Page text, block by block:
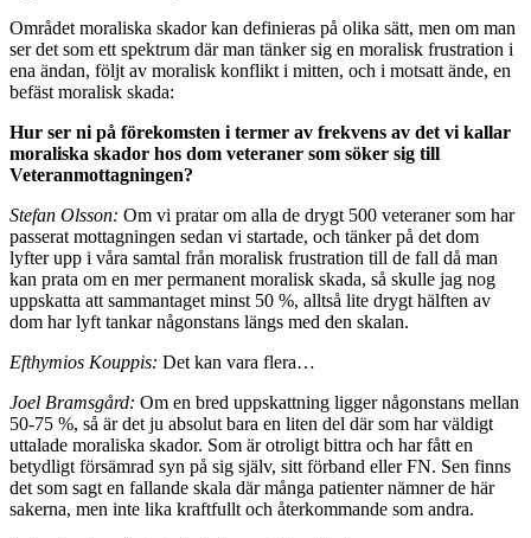
Området moraliska skador kan definieras på olika sätt, men om man
ser det som ett spektrum där man tänker sig en moralisk frustration i
ena ändan, följt av moralisk konflikt i mitten, och i motsatt ände, en
befäst moralisk skada:
Hur ser ni på förekomsten i termer av frekvens av det vi kallar
moraliska skador hos dom veteraner som sö­ker sig till
Veteranmottagningen?
Stefan Olsson: Om vi pratar om alla de drygt 500 vete­raner som har
passerat mottagningen sedan vi startade, och tänker på det dom
lyfter upp i våra samtal från mo­ralisk frustration till de fall då man
kan prata om en mer permanent moralisk skada, så skulle jag nog
uppskatta att sammantaget minst 50 %, alltså lite drygt hälften av
dom har lyft tankar någonstans längs med den skalan.
Efthymios Kouppis: Det kan vara flera…
Joel Bramsgård: Om en bred uppskattning ligger någon­stans mellan
50-75 %, så är det ju absolut bara en liten del där som har väldigt
uttalade moraliska skador. Som är otroligt bittra och har fått en
betydligt försämrad syn på sig själv, sitt förband eller FN. Sen finns
det som sagt en fallande skala där många patienter nämner de här
sakerna, men inte lika kraftfullt och återkommande som andra.